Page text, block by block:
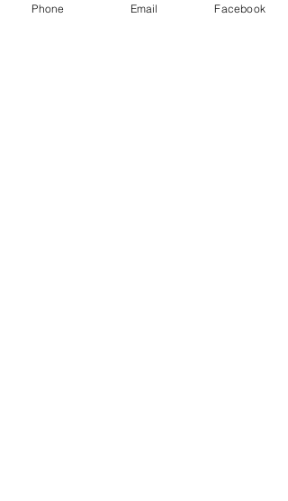
Phone Email Facebook